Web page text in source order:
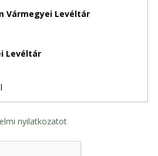
Vármegyei Levéltár
Levéltár
nyilatkozatot